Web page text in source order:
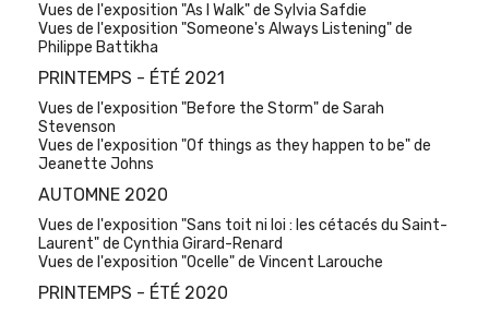
Vues de l'exposition "As I Walk" de Sylvia Safdie
Vues de l'exposition "Someone's Always Listening" de
Philippe Battikha
PRINTEMPS - ÉTÉ 2021
Vues de l'exposition "Before the Storm" de Sarah
Stevenson
Vues de l'exposition "Of things as they happen to be" de
Jeanette Johns
AUTOMNE 2020
Vues de l'exposition "Sans toit ni loi : les cétacés du Saint-
Laurent" de Cynthia Girard-Renard
Vues de l'exposition "Ocelle" de Vincent Larouche
PRINTEMPS - ÉTÉ 2020